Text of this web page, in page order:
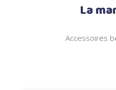
La
Accessoires